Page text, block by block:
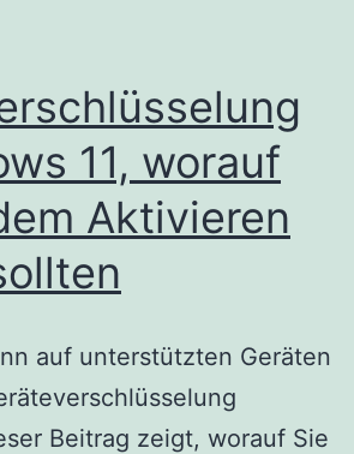
11, worauf
Aktivieren
auf unterstützten Geräten
Beitrag zeigt, worauf Sie